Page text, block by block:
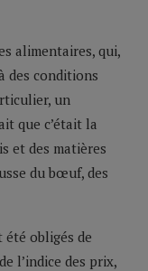
alimentaires, qui,
des conditions
un
que c’était la
et des matières
du bœuf, des
été obligés de
l’indice des prix,